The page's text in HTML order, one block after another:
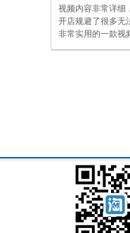
视频内容非常详细
开店规避了很多无
非常实用的一款视
程，才买的课程。
便！枫叶老师讲的
2***生：
视频非常的好，清
很细致，很适合淘